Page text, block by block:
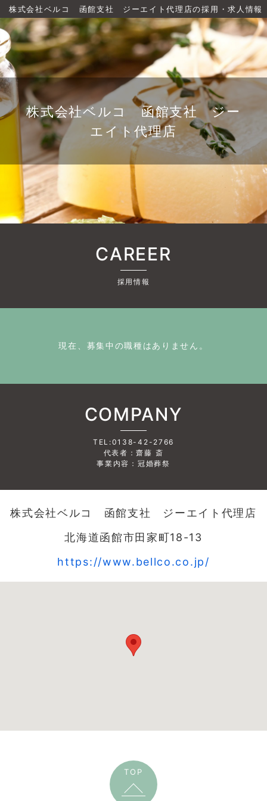
株式会社ベルコ 函館支社 ジーエイト代理店の採用・求人情報
株式会社ベルコ 函館支社 ジー
エイト代理店
CAREER
採用情報
現在、募集中の職種はありません。
COMPANY
TEL:0138-42-2766
代表者：齋藤 斎
事業内容：冠婚葬祭
株式会社ベルコ 函館支社 ジーエイト代理店
北海道函館市田家町18-13
https://www.bellco.co.jp/
TOP